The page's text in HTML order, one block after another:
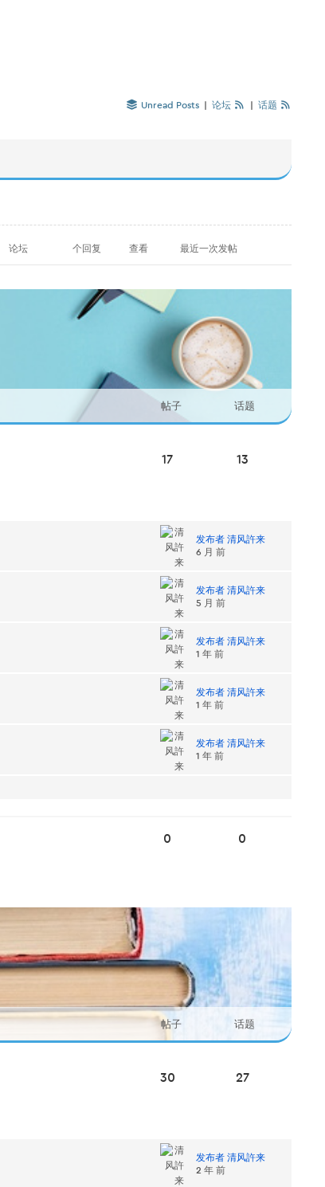
Unread Posts 论坛 话题
论坛 个回复 查看 最近一次发帖
帖子 话题
17 13
发布者 清风許来
6 月 前
发布者 清风許来
5 月 前
发布者 清风許来
1 年 前
发布者 清风許来
1 年 前
发布者 清风許来
1 年 前
0 0
帖子 话题
30 27
发布者 清风許来
2 年 前